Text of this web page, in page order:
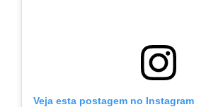
Veja esta postagem no Instagram